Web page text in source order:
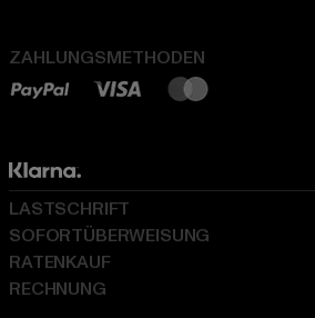
ZAHLUNGSMETHODEN
LASTSCHRIFT
SOFORTÜBERWEISUNG
RATENKAUF
RECHNUNG